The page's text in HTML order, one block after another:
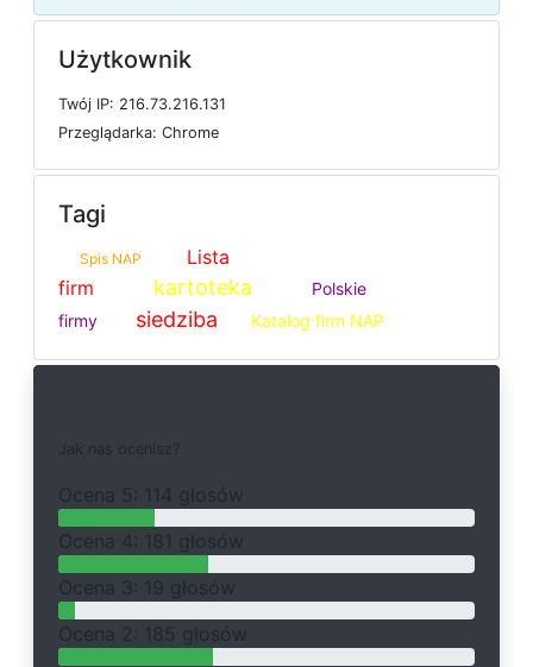
Użytkownik
Twój IP: 216.73.216.131
Przeglądarka: Chrome
Tagi
Spis NAP
Lista
firm
kartoteka
Polskie
firmy
siedziba Katalog firm NAP
a a
O
a 5: 114 głosów
O
a 4: 181 głosów
O
a 3: 19 głosów
O
a 2: 185 głosów